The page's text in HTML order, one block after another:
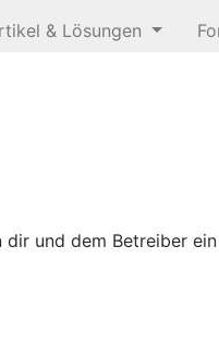
& Lösungen
und dem Betreiber